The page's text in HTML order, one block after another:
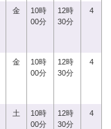
金
10時
00分
12時
30分
4
金
10時
00分
12時
30分
4
土
10時
00分
12時
30分
4